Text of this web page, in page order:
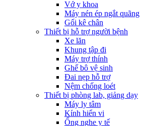
Vớ y khoa
Máy nén ép ngắt quãng
Gối kê chân
Thiết bị hỗ trợ người bệnh
Xe lăn
Khung tập đi
Máy trợ thính
Ghế bô vệ sinh
Đai nẹp hỗ trợ
Nệm chống loét
Thiết bị phòng lab, giảng dạy
Máy ly tâm
Kính hiển vi
Ống nghe y tế